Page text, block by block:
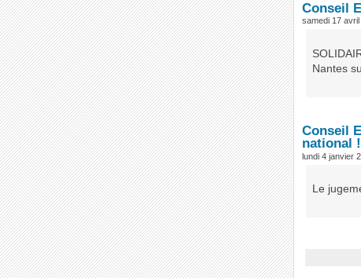
Conseil
samedi 17 avril
Nantes
Conseil
national !
lundi 4 janvier
Le